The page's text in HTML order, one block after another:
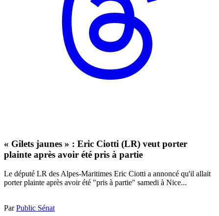
« Gilets jaunes » : Eric Ciotti (LR) veut porter
plainte après avoir été pris à partie
Le député LR des Alpes-Maritimes Eric Ciotti a annoncé qu'il allait
porter plainte après avoir été "pris à partie" samedi à Nice...
ParPublic Sénat